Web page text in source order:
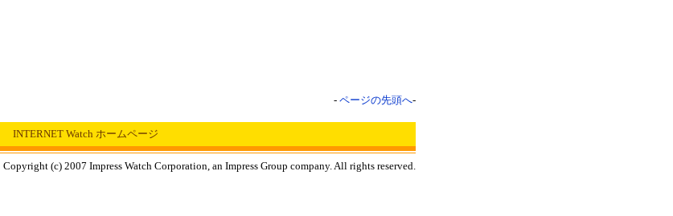
- ページの先頭へ-
INTERNET Watch ホームページ
Copyright (c) 2007 Impress Watch Corporation, an Impress Group company. All rights reserved.